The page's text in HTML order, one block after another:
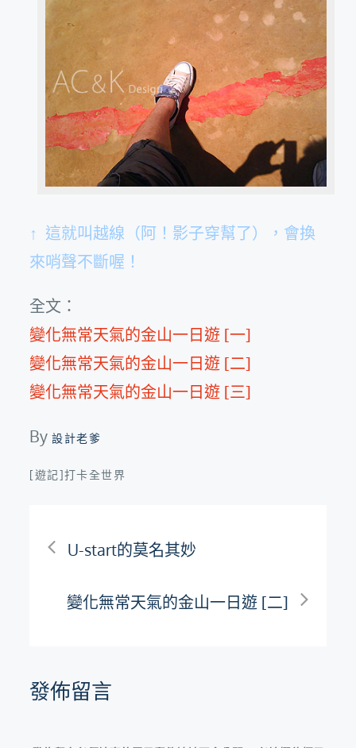
↑ 這就叫越線（阿！影子穿幫了），會換
來哨聲不斷喔！
全文：
變化無常天氣的金山一日遊 [一]
變化無常天氣的金山一日遊 [二]
變化無常天氣的金山一日遊 [三]
By設計老爹
[遊記]打卡全世界
文
章
覽
U-start的莫名其妙
變化無常天氣的金山一日遊 [二]
發佈留言